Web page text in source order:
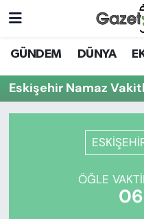
GÜNDEM DÜNYA
Eskişehir Namaz
ÖĞLE
DÜNYA
EKONOMİ
YENİ MEDYADA
GAZETECİLİĞİNİ
Nöbetçi Eczaneler
Hava Durumu
Trafik Durumu
Süper Lig Puan